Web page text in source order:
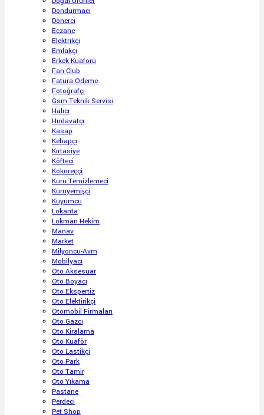
Dondurmacı
Dönerci
Eczane
Elektrikçi
Emlakçı
Erkek Kuaförü
Fan Club
Fatura Ödeme
Fotoğrafçı
Gsm Teknik Servisi
Halıcı
Hırdavatçı
Kasap
Kebapçı
Kırtasiye
Köfteci
Kokoreççi
Kuru Temizlemeci
Kuruyemişçi
Kuyumcu
Lokanta
Lokman Hekim
Manav
Market
Milyoncu-Avm
Mobilyacı
Oto Aksesuar
Oto Boyacı
Oto Ekspertiz
Oto Elektirikçi
Otomobil Firmaları
Oto Gazcı
Oto Kiralama
Oto Kuaför
Oto Lastikçi
Oto Park
Oto Tamir
Oto Yıkama
Pastane
Perdeci
Pet Shop